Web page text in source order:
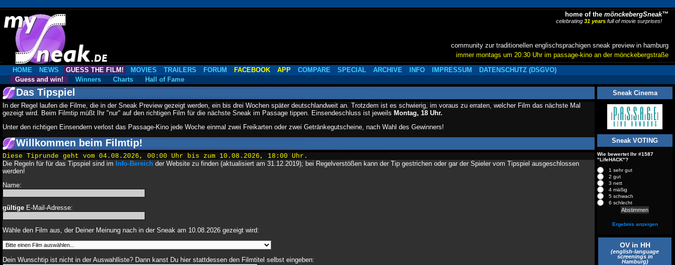
home of the mönckebergSneak™
celebrating 31 years full of movie surprises!
community zur traditionellen englischsprachigen sneak preview in hamburg
immer montags um 20:30 Uhr im passage-kino an der mönckebergstraße
HOME
NEWS GUESS THE FILM! MOVIES TRAILERS FORUM FACEBOOK APP COMPARE SPECIAL ARCHIVE INFO IMPRESSUM
DATENSCHUTZ (DSGVO)
Guess and win!
Winners Charts
Hall of Fame
Sneak Cinema
Sneak VOTING
Wie bewertet Ihr #1587
"LifeHACK"?
1 sehr gut
2 gut
3 nett
4 mäßig
5 schwach
6 schlecht
Ergebnis anzeigen
OV in HH
(english-language
screenings in
Hamburg)
Das Tipspiel
In der Regel laufen die Filme, die in der Sneak Preview gezeigt werden, ein bis drei Wochen später deutschlandweit an. Trotzdem ist es schwierig, im voraus zu erraten, welcher Film das nächste Mal
gezeigt wird. Beim Filmtip müßt Ihr "nur" auf den richtigen Film für die nächste Sneak im Passage tippen. Einsendeschluss ist jeweils Montag, 18 Uhr.
Unter den richtigen Einsendern verlost das Passage-Kino jede Woche einmal zwei Freikarten oder zwei Getränkegutscheine, nach Wahl des Gewinners!
Willkommen beim Filmtip!
Diese Tiprunde geht vom 04.08.2026, 00:00 Uhr bis zum 10.08.2026, 18:00 Uhr.
Die Regeln für für das Tipspiel sind im Info-Bereich der Website zu finden (aktualisiert am 31.12.2019); bei Regelverstößen kann der Tip gestrichen oder gar der Spieler vom Tipspiel ausgeschlossen
werden!
Name:
gültige E-Mail-Adresse:
Wähle den Film aus, der Deiner Meinung nach in der Sneak am 10.08.2026 gezeigt wird:
Dein Wunschtip ist nicht in der Auswahlliste? Dann kanst Du hier stattdessen den Filmtitel selbst eingeben: